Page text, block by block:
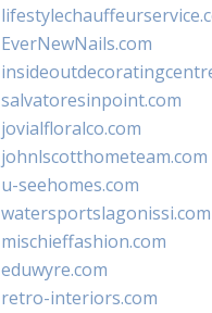
EverNewNails.com
salvatoresinpoint.com
jovialfloralco.com
johnlscotthometeam.com
u-seehomes.com
watersportslagonissi.com
mischieffashion.com
eduwyre.com
retro-interiors.com